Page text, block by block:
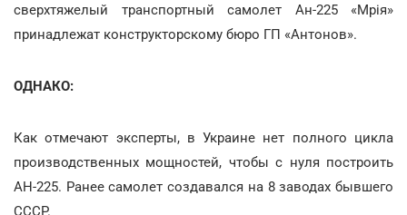
сверхтяжелый транспортный самолет Ан-225 «Мрія»
принадлежат конструкторскому бюро ГП «Антонов».
ОДНАКО:
Как отмечают эксперты, в Украине нет полного цикла
производственных мощностей, чтобы с нуля построить
АН-225. Ранее самолет создавался на 8 заводах бывшего
СССР.